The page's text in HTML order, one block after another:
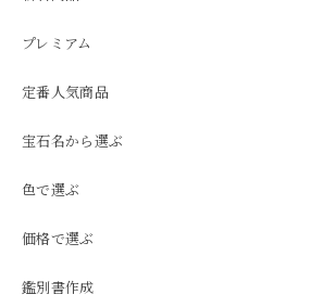
プレミアム
定番人気商品
宝石名から選ぶ
色で選ぶ
価格で選ぶ
鑑別書作成